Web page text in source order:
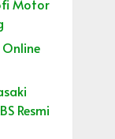
Motor
Resmi